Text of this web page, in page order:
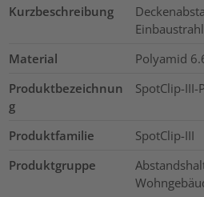
Kurzbeschreibung
Material
Polyamid
Produktbezeichnun
g
SpotClip-III-
Produktfamilie
SpotClip-III
Produktgruppe